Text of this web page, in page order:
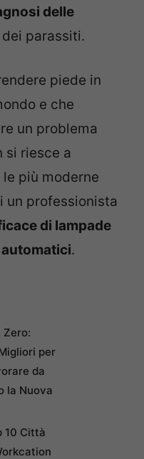
delle
parassiti.
piede in
e che
un problema
si riesce a
più moderne
un professionista
di lampade
.
Zero:
per
da
la Nuova
10 Città